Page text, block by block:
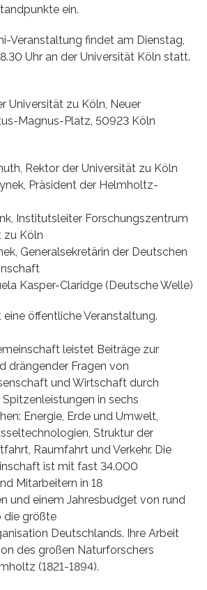
ein.
Veranstaltung findet am Dienstag,
Uhr an der Universität Köln statt.
Universität zu Köln, Neuer
Magnus-Platz, 50923 Köln
Rektor der Universität zu Köln
Präsident der Helmholtz-
Institutsleiter Forschungszentrum
zu Köln
Generalsekretärin der Deutschen
Kasper-Claridge (Deutsche Welle)
öffentliche Veranstaltung.
leistet Beiträge zur
drängender Fragen von
und Wirtschaft durch
in sechs
Energie, Erde und Umwelt,
Struktur der
Raumfahrt und Verkehr. Die
ist mit fast 34.000
Mitarbeitern in 18
und einem Jahresbudget von rund
die größte
Deutschlands. Ihre Arbeit
des großen Naturforschers
(1821-1894).